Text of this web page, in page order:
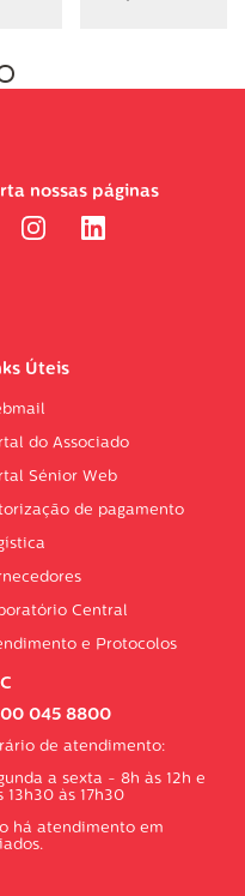
Úteis
do Associado
Sénior Web
de pagamento
Central
e Protocolos
045 8800
de atendimento:
a sexta - 8h às 12h e
13h30 às 17h30
há atendimento em
nossas páginas